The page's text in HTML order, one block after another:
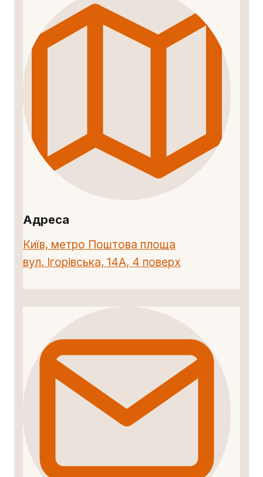
Адреса
Київ, метро Поштова площа
вул. Ігорівська, 14А, 4 поверх